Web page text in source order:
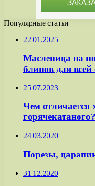
Популярные статьи
22.01.2025
Масленица на
блинов для всей
25.07.2023
Чем отличается
горячекатаного?
24.03.2020
Порезы,
31.12.2020